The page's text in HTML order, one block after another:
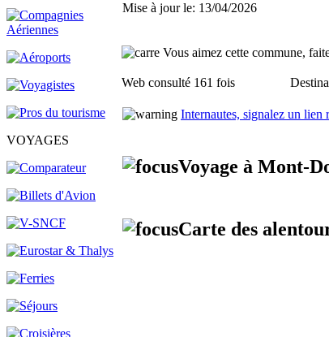
VOYAGES
Mise à jour le: 13/04/2026
Vous aimez cette commune,
Web consulté 161 fois
Internautes, signalez un lien
Voyage à Mont-
Carte des